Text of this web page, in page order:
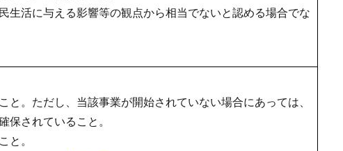
活に与える影響等の観点から相当でないと認める場合でな
。ただし、当該事業が開始されていない場合にあっては、
されていること。
。